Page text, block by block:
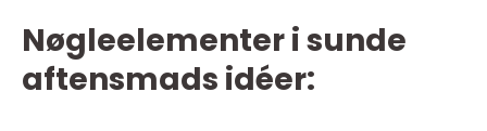
Nøgleelementer i sunde
aftensmads idéer: